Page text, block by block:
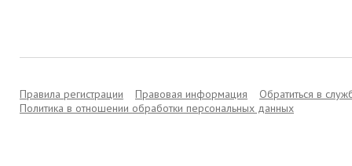
Правила регистрации Правовая информация
Обратиться в
Политика в отношении обработки персональных данных